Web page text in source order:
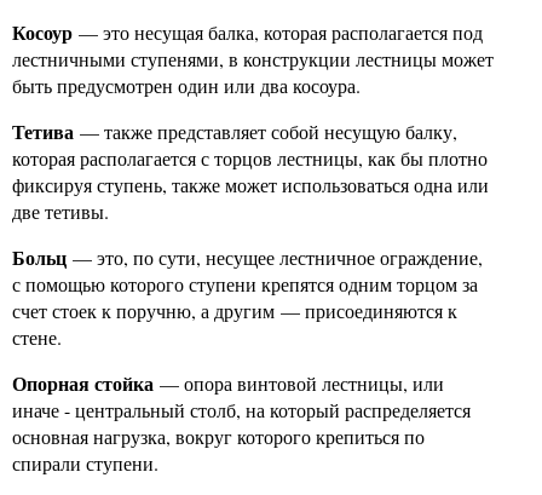
Косоур — это несущая балка, которая располагается под
лестничными ступенями, в конструкции лестницы может
быть предусмотрен один или два косоура.
Тетива — также представляет собой несущую балку,
которая располагается с торцов лестницы, как бы плотно
фиксируя ступень, также может использоваться одна или
две тетивы.
Больц — это, по сути, несущее лестничное ограждение,
с помощью которого ступени крепятся одним торцом за
счет стоек к поручню, а другим — присоединяются к
стене.
Опорная стойка — опора винтовой лестницы, или
иначе - центральный столб, на который распределяется
основная нагрузка, вокруг которого крепиться по
спирали ступени.